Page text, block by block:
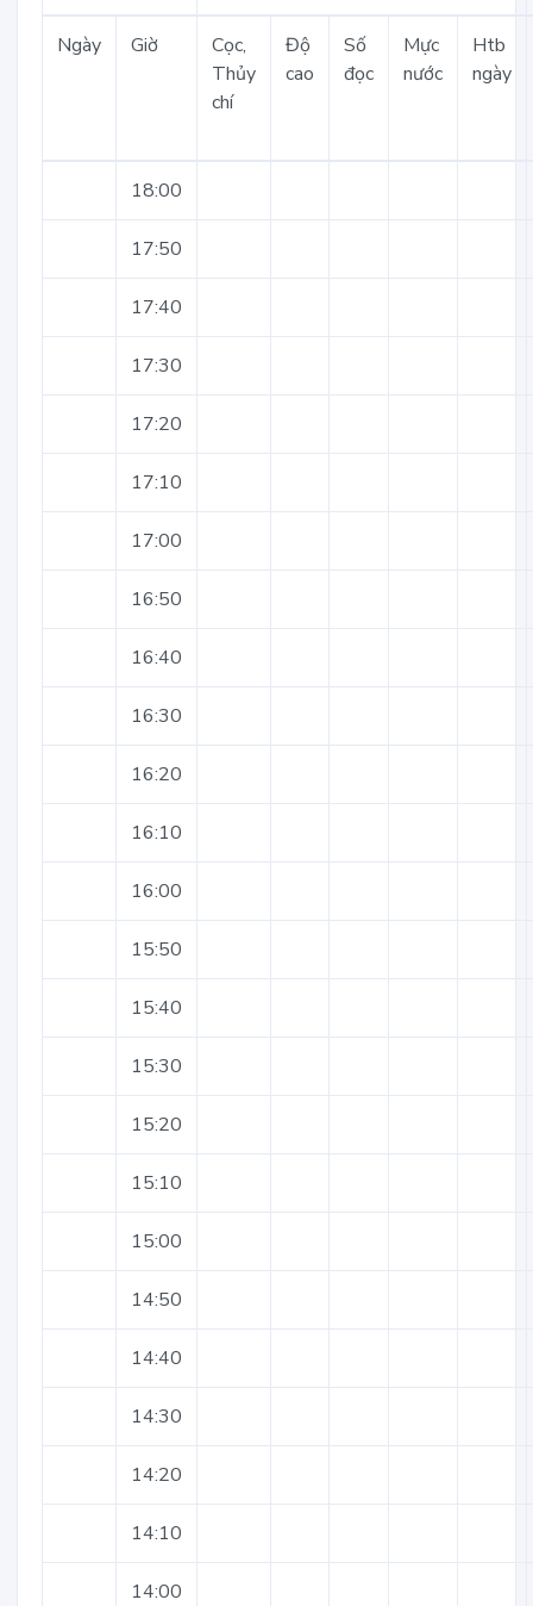
Ngày Giờ
Cọc,
Thủy
chí
Độ
cao
Số
đọc
Mực
nước
Htb
ngày
18:00
17:50
17:40
17:30
17:20
17:10
17:00
16:50
16:40
16:30
16:20
16:10
16:00
15:50
15:40
15:30
15:20
15:10
15:00
14:50
14:40
14:30
14:20
14:10
14:00